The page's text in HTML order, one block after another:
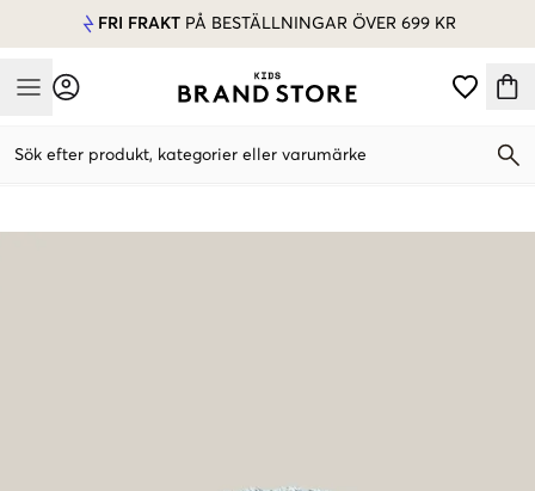
FRI FRAKT PÅ BESTÄLLNINGAR ÖVER 699 KR
Mobile Menu
Sök efter produkt, kategorier eller varumärke